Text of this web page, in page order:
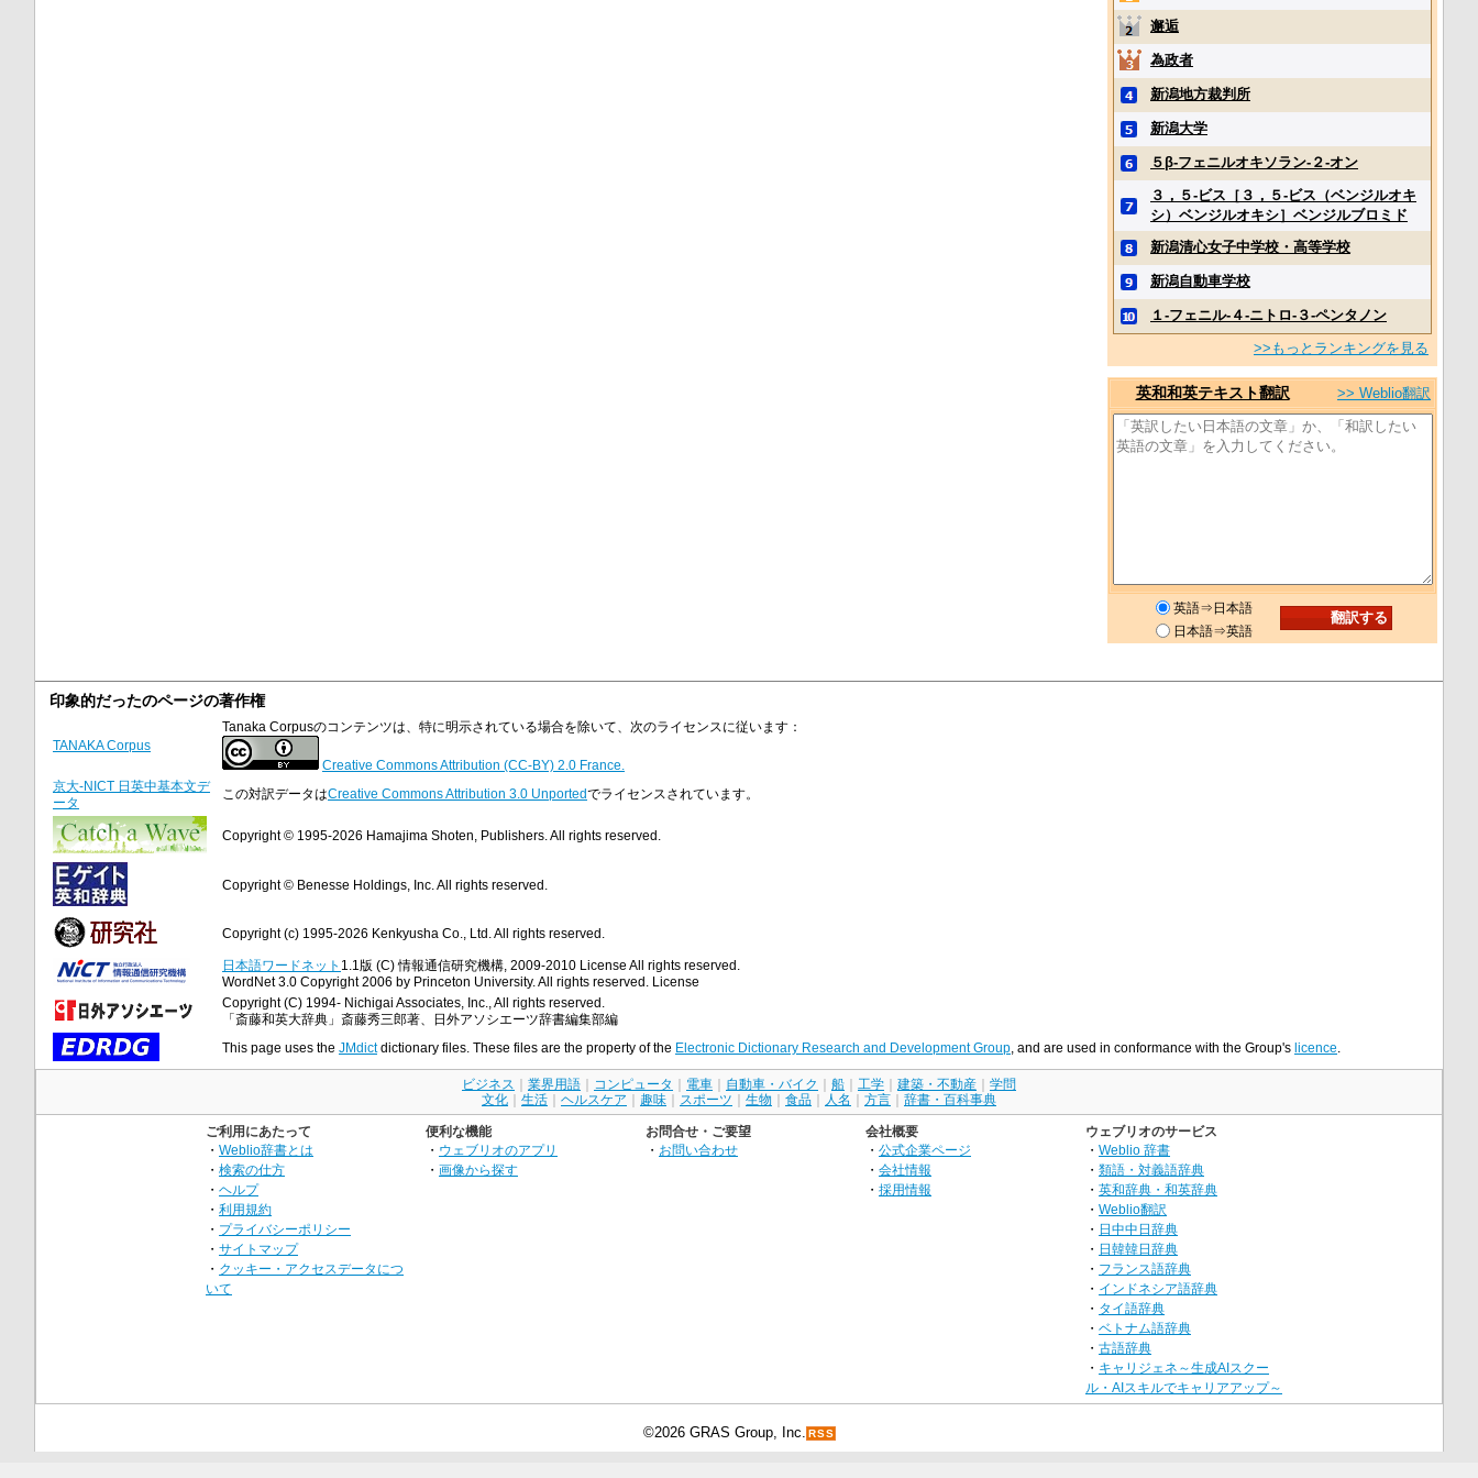
邂逅
為政者
新潟地方裁判所
新潟大学
５β‐フェニルオキソラン‐２‐オン
３，５‐ビス［３，５‐ビス（ベンジルオキ
シ）ベンジルオキシ］ベンジルブロミド
新潟清心女子中学校・高等学校
新潟自動車学校
１‐フェニル‐４‐ニトロ‐３‐ペンタノン
>>もっとランキングを見る
英和和英テキスト翻訳 >> Weblio翻訳
英語⇒日本語
日本語⇒英語
印象的だったのページの著作権
TANAKA Corpus
Tanaka Corpusのコンテンツは、特に明示されている場合を除いて、次のライセンスに従います：
Creative Commons Attribution (CC-BY) 2.0 France.
京大-NICT 日英中基本文デ
ータ
この対訳データはCreative Commons Attribution 3.0 Unportedでライセンスされています。
Copyright © 1995-2026 Hamajima Shoten, Publishers. All rights reserved.
Copyright © Benesse Holdings, Inc. All rights reserved.
Copyright (c) 1995-2026 Kenkyusha Co., Ltd. All rights reserved.
日本語ワードネット 1.1版 (C) 情報通信研究機構, 2009-2010 License All rights reserved.
WordNet 3.0 Copyright 2006 by Princeton University. All rights reserved. License
Copyright (C) 1994- Nichigai Associates, Inc., All rights reserved.
「斎藤和英大辞典」斎藤秀三郎著、日外アソシエーツ辞書編集部編
This page uses the JMdictdictionary files. These files are the property of the Electronic Dictionary Research and Development Group , and are used in conformance with the Group's licence
ビジネス 業界用語 コンピュータ 電車 自動車・バイク 船 工学 建築・不動産
学問
文化
生活 ヘルスケア 趣味 スポーツ 生物 食品 人名 方言 辞書・百科事典
ご利用にあたって
・ Weblio辞書とは
・ 検索の仕方
・ ヘルプ
・ 利用規約
・ プライバシーポリシー
・ サイトマップ
・ クッキー・アクセスデータにつ
いて
便利な機能
・ ウェブリオのアプリ
・ 画像から探す
お問合せ・ご要望
・ お問い合わせ
会社概要
・ 公式企業ページ
・ 会社情報
・ 採用情報
ウェブリオのサービス
・ Weblio 辞書
・ 類語・対義語辞典
・ 英和辞典・和英辞典
・ Weblio翻訳
・ 日中中日辞典
・ 日韓韓日辞典
・ フランス語辞典
・ インドネシア語辞典
・ タイ語辞典
・ ベトナム語辞典
・ 古語辞典
・ キャリジェネ～生成AIスクー
ル・AIスキルでキャリアアップ～
©2026 GRAS Group, Inc. RSS